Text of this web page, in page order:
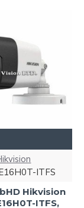
ITFS
Hikvision
ITFS,